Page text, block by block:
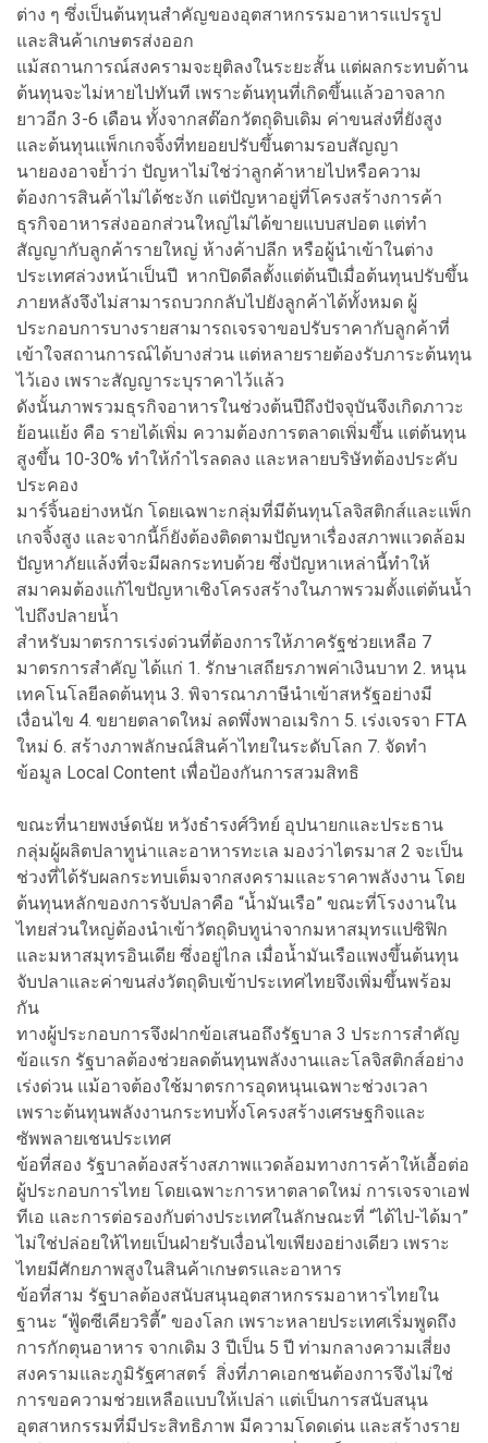
ต่าง ๆ ซึ่งเป็นต้นทุนสำคัญของอุตสาหกรรมอาหารแปรรูป
และสินค้าเกษตรส่งออก
แม้สถานการณ์สงครามจะยุติลงในระยะสั้น แต่ผลกระทบด้าน
ต้นทุนจะไม่หายไปทันที เพราะต้นทุนที่เกิดขึ้นแล้วอาจลาก
ยาวอีก 3-6 เดือน ทั้งจากสต๊อกวัตถุดิบเดิม ค่าขนส่งที่ยังสูง
และต้นทุนแพ็กเกจจิ้งที่ทยอยปรับขึ้นตามรอบสัญญา
นายองอาจย้ำว่า ปัญหาไม่ใช่ว่าลูกค้าหายไปหรือความ
ต้องการสินค้าไม่ได้ชะงัก แต่ปัญหาอยู่ที่โครงสร้างการค้า
ธุรกิจอาหารส่งออกส่วนใหญ่ไม่ได้ขายแบบสปอต แต่ทำ
สัญญากับลูกค้ารายใหญ่ ห้างค้าปลีก หรือผู้นำเข้าในต่าง
ประเทศล่วงหน้าเป็นปี หากปิดดีลตั้งแต่ต้นปีเมื่อต้นทุนปรับขึ้น
ภายหลังจึงไม่สามารถบวกกลับไปยังลูกค้าได้ทั้งหมด ผู้
ประกอบการบางรายสามารถเจรจาขอปรับราคากับลูกค้าที่
เข้าใจสถานการณ์ได้บางส่วน แต่หลายรายต้องรับภาระต้นทุน
ไว้เอง เพราะสัญญาระบุราคาไว้แล้ว
ดังนั้นภาพรวมธุรกิจอาหารในช่วงต้นปีถึงปัจจุบันจึงเกิดภาวะ
ย้อนแย้ง คือ รายได้เพิ่ม ความต้องการตลาดเพิ่มขึ้น แต่ต้นทุน
สูงขึ้น 10-30% ทำให้กำไรลดลง และหลายบริษัทต้องประคับ
ประคอง
มาร์จิ้นอย่างหนัก โดยเฉพาะกลุ่มที่มีต้นทุนโลจิสติกส์และแพ็ก
เกจจิ้งสูง และจากนี้ก็ยังต้องติดตามปัญหาเรื่องสภาพแวดล้อม
ปัญหาภัยแล้งที่จะมีผลกระทบด้วย ซึ่งปัญหาเหล่านี้ทำให้
สมาคมต้องแก้ไขปัญหาเชิงโครงสร้างในภาพรวมตั้งแต่ต้นน้ำ
ไปถึงปลายน้ำ
สำหรับมาตรการเร่งด่วนที่ต้องการให้ภาครัฐช่วยเหลือ 7
มาตรการสำคัญ ได้แก่ 1. รักษาเสถียรภาพค่าเงินบาท 2. หนุน
เทคโนโลยีลดต้นทุน 3. พิจารณาภาษีนำเข้าสหรัฐอย่างมี
เงื่อนไข 4. ขยายตลาดใหม่ ลดพึ่งพาอเมริกา 5. เร่งเจรจา FTA
ใหม่ 6. สร้างภาพลักษณ์สินค้าไทยในระดับโลก 7. จัดทำ
ข้อมูล Local Content เพื่อป้องกันการสวมสิทธิ
ขณะที่นายพงษ์ดนัย หวังธำรงศ์วิทย์ อุปนายกและประธาน
กลุ่มผู้ผลิตปลาทูน่าและอาหารทะเล มองว่าไตรมาส 2 จะเป็น
ช่วงที่ได้รับผลกระทบเต็มจากสงครามและราคาพลังงาน โดย
ต้นทุนหลักของการจับปลาคือ “น้ำมันเรือ” ขณะที่โรงงานใน
ไทยส่วนใหญ่ต้องนำเข้าวัตถุดิบทูน่าจากมหาสมุทรแปซิฟิก
และมหาสมุทรอินเดีย ซึ่งอยู่ไกล เมื่อน้ำมันเรือแพงขึ้นต้นทุน
จับปลาและค่าขนส่งวัตถุดิบเข้าประเทศไทยจึงเพิ่มขึ้นพร้อม
กัน
ทางผู้ประกอบการจึงฝากข้อเสนอถึงรัฐบาล 3 ประการสำคัญ
ข้อแรก รัฐบาลต้องช่วยลดต้นทุนพลังงานและโลจิสติกส์อย่าง
เร่งด่วน แม้อาจต้องใช้มาตรการอุดหนุนเฉพาะช่วงเวลา
เพราะต้นทุนพลังงานกระทบทั้งโครงสร้างเศรษฐกิจและ
ซัพพลายเชนประเทศ
ข้อที่สอง รัฐบาลต้องสร้างสภาพแวดล้อมทางการค้าให้เอื้อต่อ
ผู้ประกอบการไทย โดยเฉพาะการหาตลาดใหม่ การเจรจาเอฟ
ทีเอ และการต่อรองกับต่างประเทศในลักษณะที่ “ได้ไป-ได้มา”
ไม่ใช่ปล่อยให้ไทยเป็นฝ่ายรับเงื่อนไขเพียงอย่างเดียว เพราะ
ไทยมีศักยภาพสูงในสินค้าเกษตรและอาหาร
ข้อที่สาม รัฐบาลต้องสนับสนุนอุตสาหกรรมอาหารไทยใน
ฐานะ “ฟู้ดซีเคียวริตี้” ของโลก เพราะหลายประเทศเริ่มพูดถึง
การกักตุนอาหาร จากเดิม 3 ปีเป็น 5 ปี ท่ามกลางความเสี่ยง
สงครามและภูมิรัฐศาสตร์ สิ่งที่ภาคเอกชนต้องการจึงไม่ใช่
การขอความช่วยเหลือแบบให้เปล่า แต่เป็นการสนับสนุน
อุตสาหกรรมที่มีประสิทธิภาพ มีความโดดเด่น และสร้างราย